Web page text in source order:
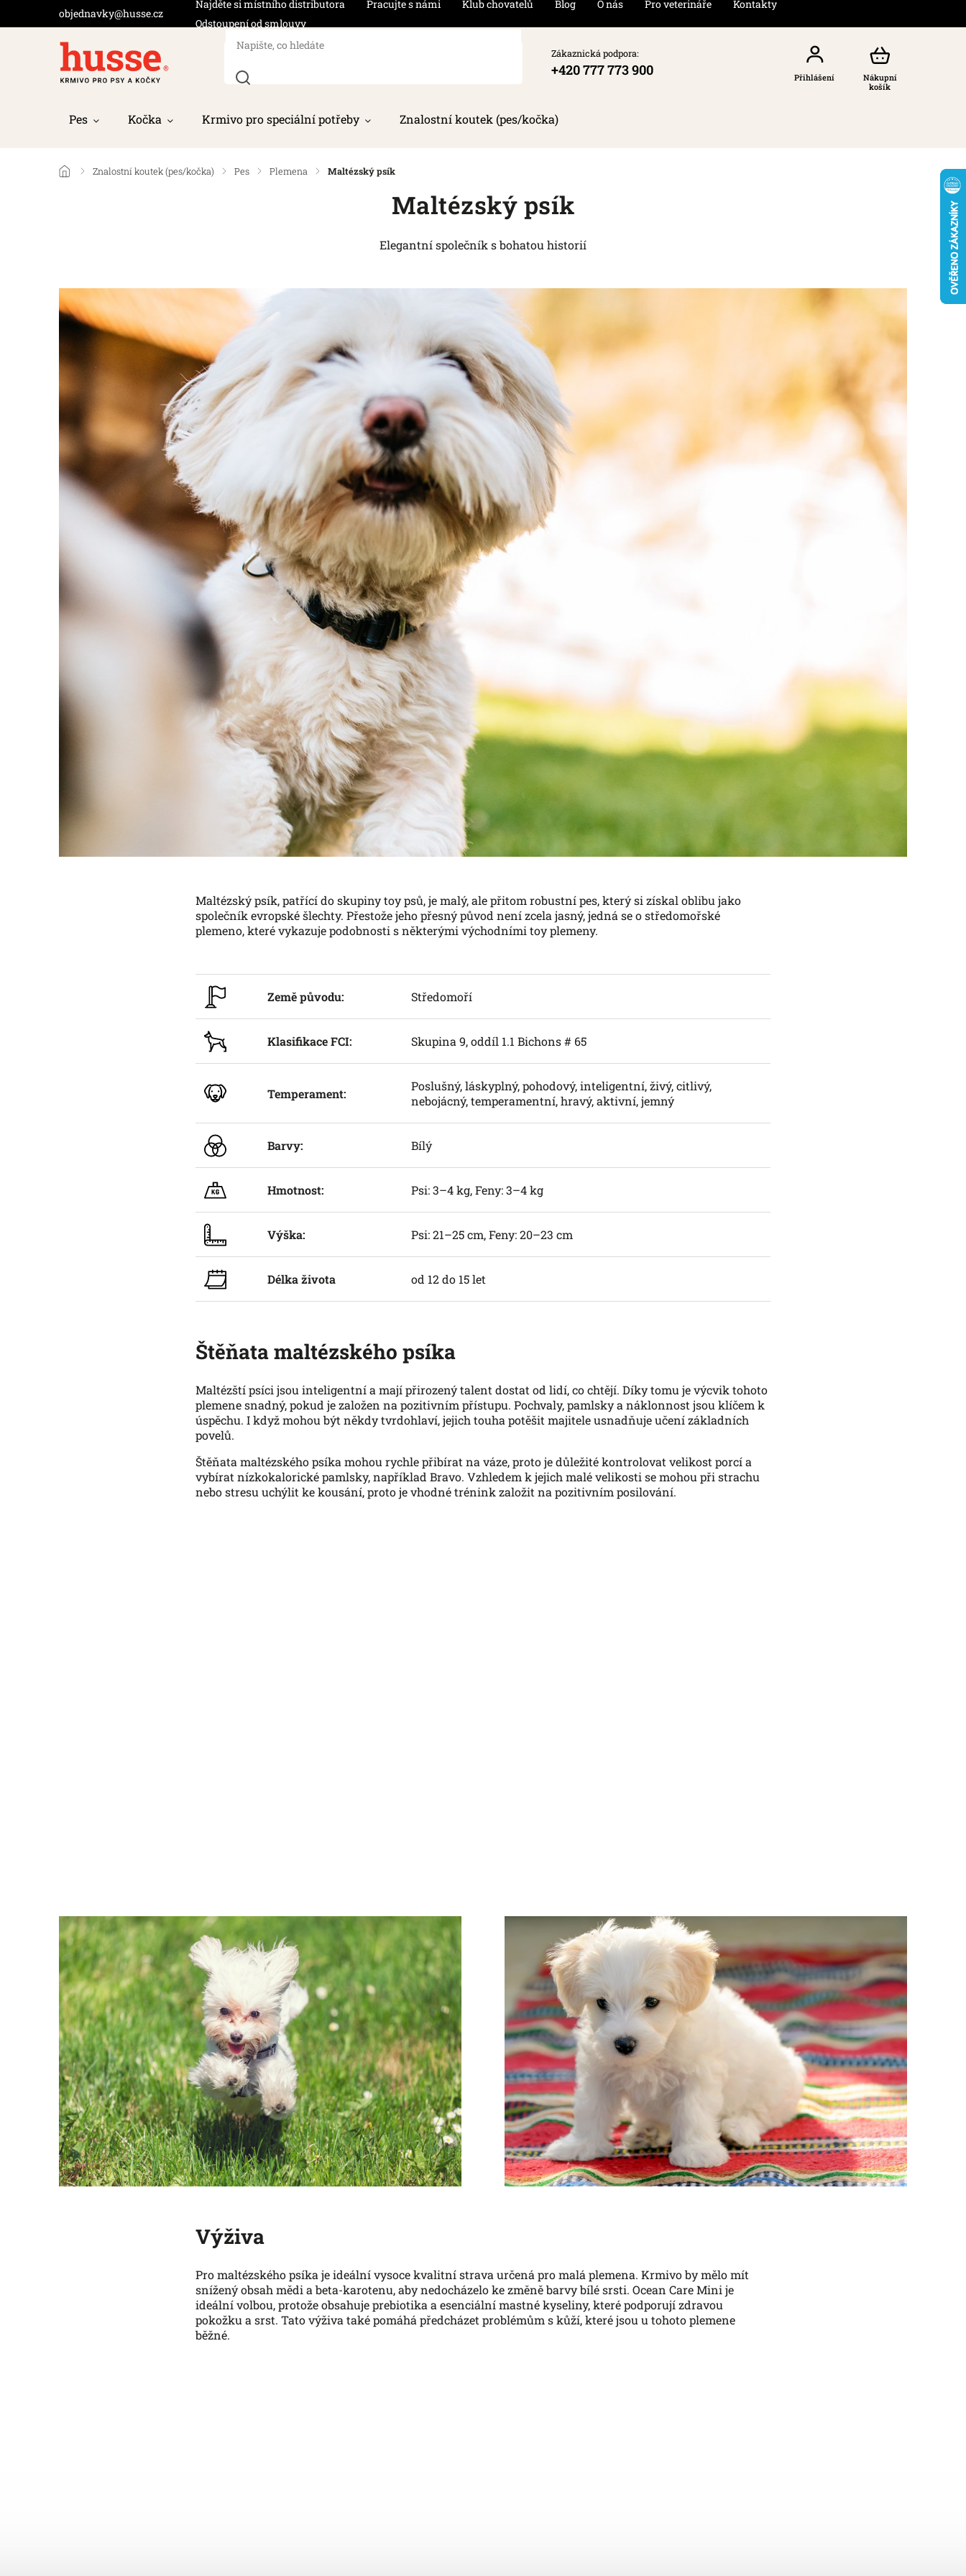
objednavky@husse.cz
Najděte si místního distributora Pracujte s námi Klub chovatelů Blog O nás Pro veterináře
Kontakty
Odstoupení od smlouvy
Zákaznická podpora:
+420 777 773 900
Nákupní
košík
Přihlášení
Pes Kočka Krmivo pro speciální potřeby Znalostní koutek (pes/kočka)
/ Znalostní koutek (pes/kočka) / Pes / Plemena / Maltézský psík
Maltézský psík
Elegantní společník s bohatou historií
Maltézský psík, patřící do skupiny toy psů, je malý, ale přitom robustní pes, který si získal oblibu jako
společník evropské šlechty. Přestože jeho přesný původ není zcela jasný, jedná se o středomořské
plemeno, které vykazuje podobnosti s některými východními toy plemeny.
Země původu: Středomoří
Klasifikace FCI: Skupina 9, oddíl 1.1 Bichons # 65
Temperament:
Poslušný, láskyplný, pohodový, inteligentní, živý, citlivý,
nebojácný, temperamentní, hravý, aktivní, jemný
Barvy: Bílý
Hmotnost: Psi: 3–4 kg, Feny: 3–4 kg
Výška: Psi: 21–25 cm, Feny: 20–23 cm
Délka života od 12 do 15 let
Štěňata maltézského psíka
Maltézští psíci jsou inteligentní a mají přirozený talent dostat od lidí, co chtějí. Díky tomu je výcvik tohoto
plemene snadný, pokud je založen na pozitivním přístupu. Pochvaly, pamlsky a náklonnost jsou klíčem k
úspěchu. I když mohou být někdy tvrdohlaví, jejich touha potěšit majitele usnadňuje učení základních
povelů.
Štěňata maltézského psíka mohou rychle přibírat na váze, proto je důležité kontrolovat velikost porcí a
vybírat nízkokalorické pamlsky, například Bravo. Vzhledem k jejich malé velikosti se mohou při strachu
nebo stresu uchýlit ke kousání, proto je vhodné trénink založit na pozitivním posilování.
Výživa
Pro maltézského psíka je ideální vysoce kvalitní strava určená pro malá plemena. Krmivo by mělo mít
snížený obsah mědi a beta-karotenu, aby nedocházelo ke změně barvy bílé srsti. Ocean Care Mini je
ideální volbou, protože obsahuje prebiotika a esenciální mastné kyseliny, které podporují zdravou
pokožku a srst. Tato výživa také pomáhá předcházet problémům s kůží, které jsou u tohoto plemene
běžné.